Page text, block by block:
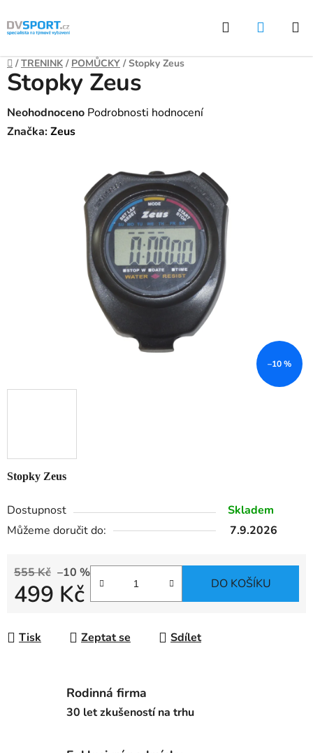
Přejít
na
Hledat
Domů
/ TRENINK / POMŮCKY / Stopky Zeus
Stopky Zeus
Dostupnost
Skladem
Můžeme doručit do:
7.9.2026
555 Kč –10 %
499 Kč DO KOŠÍKU
Tisk Zeptat se Sdílet
Stopky Zeus
Průměrné
hodnocení
Neohodnoceno Podrobnosti hodnocení
Značka:Zeus
–10 %
Rodinná firma
30 let zkušeností na trhu